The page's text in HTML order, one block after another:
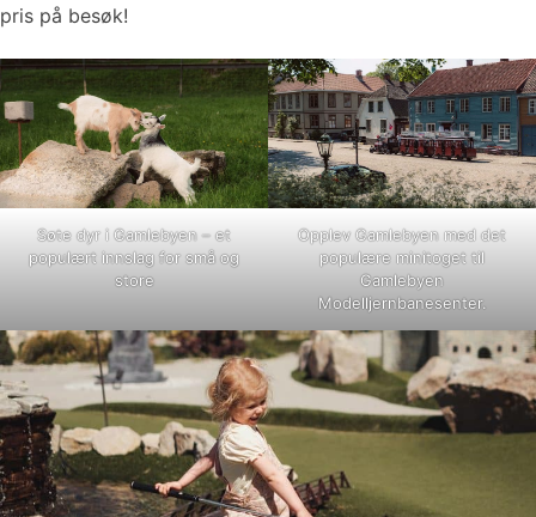
pris på besøk!
Søte dyr i Gamlebyen – et
populært innslag for små og
store
Opplev Gamlebyen med det
populære minitoget til
Gamlebyen
Modelljernbanesenter.